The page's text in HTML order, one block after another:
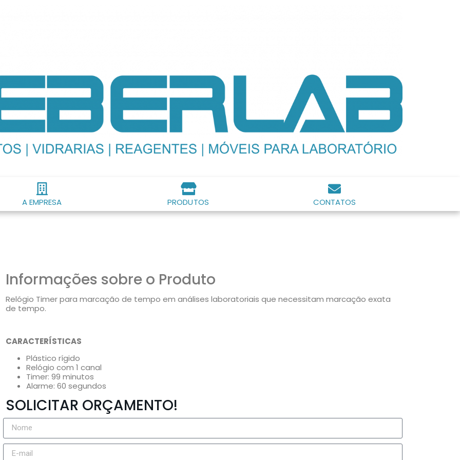
A EMPRESA PRODUTOS CONTATOS
Informações sobre o Produto
Relógio Timer para marcação de tempo em análises laboratoriais que necessitam marcação exata
de tempo.
CARACTERÍSTICAS
Plástico rígido
Relógio com 1 canal
Timer: 99 minutos
Alarme: 60 segundos
SOLICITAR ORÇAMENTO!